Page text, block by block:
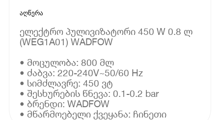
აღწერა
ელექტრო პულივიზატორი 450 W 0.8 ლ
(WEG1A01) WADFOW
• მოცულობა: 800 მლ
• ძაბვა: 220-240V~50/60 Hz
• სიმძლავრე: 450 ვტ
• შესხურების წნევა: 0.1-0.2 bar
• ბრენდი: WADFOW
• მწარმოებელი ქვეყანა: ჩინეთი